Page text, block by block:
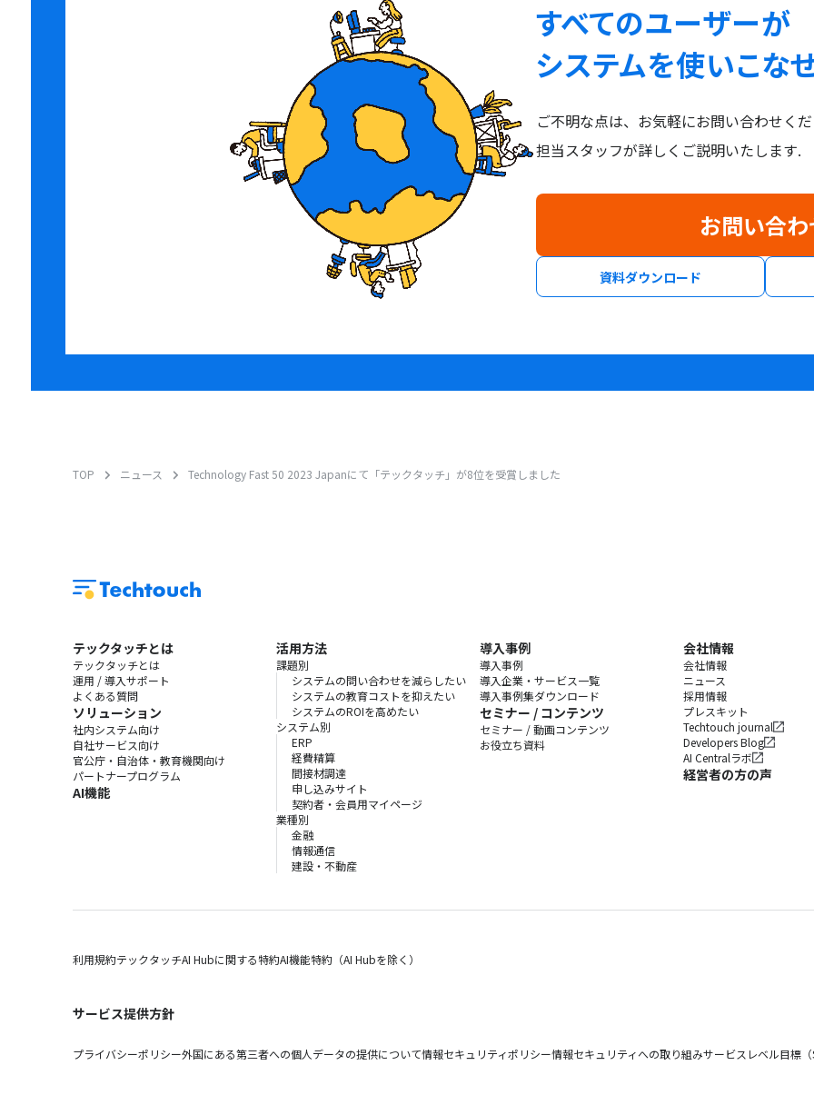
すべてのユーザーが
システムを使いこな
ご不明な点は、お気軽にお問い合わせくだ
担当スタッフが詳しくご説明いたします.
お問い合
資料ダウンロード
TOP ニュース Technology Fast 50 2023 Japanにて「テックタッチ」が8位を受賞しました
テックタッチとは
テックタッチとは
運用 / 導入サポート
よくある質問
ソリューション
社内システム向け
自社サービス向け
官公庁・自治体・教育機関向け
パートナープログラム
AI機能
活用方法
課題別
システムの問い合わせを減らしたい
システムの教育コストを抑えたい
システムのROIを高めたい
システム別
ERP
経費精算
間接材調達
申し込みサイト
契約者・会員用マイページ
業種別
金融
情報通信
建設・不動産
導入事例
導入事例
導入企業・サービス一覧
導入事例集ダウンロード
セミナー / コンテンツ
セミナー / 動画コンテンツ
お役立ち資料
会社情報
会社情報
ニュース
採用情報
プレスキット
Techtouch journal
Developers Blog
AI Centralラボ
経営者の方の声
利用規約テックタッチAI Hubに関する特約AI機能特約（AI Hubを除く）
サービス提供方針
プライバシーポリシー外国にある第三者への個人データの提供について情報セキュリティポリシー情報セキュリティへの取り組みサービスレベル目標（